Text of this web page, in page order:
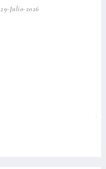
29-Julio-2026